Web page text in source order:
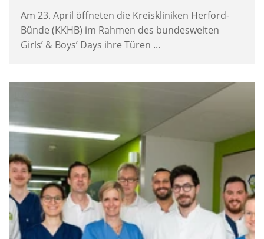
Am 23. April öffneten die Kreiskliniken Herford-
Bünde (KKHB) im Rahmen des bundesweiten
Girls’ & Boys’ Days ihre Türen ...